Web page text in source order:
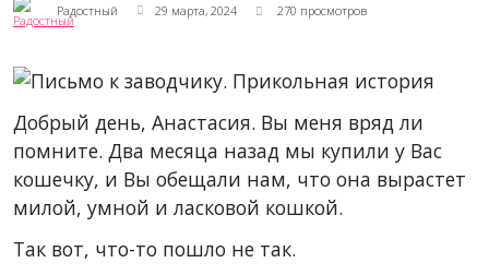
Радостный 29 марта, 2024 270 просмотров
Добрый день, Анастасия. Вы меня вряд ли
помните. Два месяца назад мы купили у Вас
кошечку, и Вы обещали нам, что она вырастет
милой, умной и ласковой кошкой.
Так вот, что-то пошло не так.